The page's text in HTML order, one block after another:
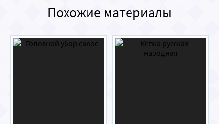
Похожие материалы